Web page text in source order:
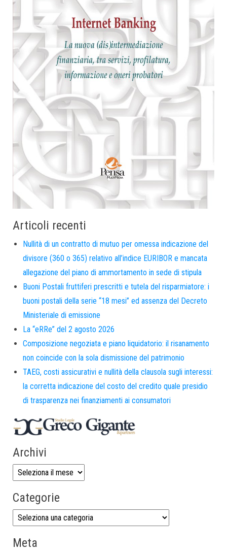
Articoli recenti
Nullità di un contratto di mutuo per omessa indicazione del
divisore (360 o 365) relativo all’indice EURIBOR e mancata
allegazione del piano di ammortamento in sede di stipula
Buoni Postali fruttiferi prescritti e tutela del risparmiatore: i
buoni postali della serie “18 mesi” ed assenza del Decreto
Ministeriale di emissione
La “eRRe” del 2 agosto 2026
Composizione negoziata e piano liquidatorio: il risanamento
non coincide con la sola dismissione del patrimonio
TAEG, costi assicurativi e nullità della clausola sugli interessi:
la corretta indicazione del costo del credito quale presidio
di trasparenza nei finanziamenti ai consumatori
Archivi
Categorie
Meta